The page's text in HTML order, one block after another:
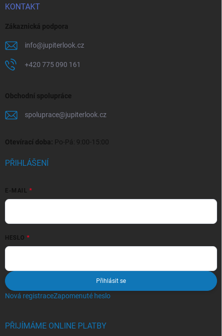
KONTAKT
Zákaznická podpora
info@jupiterlook.cz
+420 775 090 161
Obchodní spolupráce
spoluprace@jupiterlook.cz
Otevírací doba: Po-Pá: 9:00-15:00
PŘIHLÁŠENÍ
E-MAIL
HESLO
Přihlásit se
Nová registraceZapomenuté heslo
PŘIJÍMÁME ONLINE PLATBY